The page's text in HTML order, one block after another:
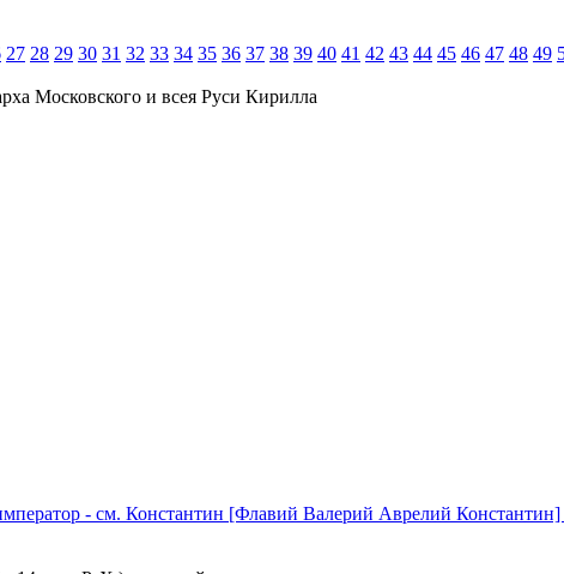
27 28 29 30 31 32 33 34 35 36 37 38 39 40 41 42 43 44 45 46 47 48 49
Московского и всея Руси Кирилла
- см. Константин [Флавий Валерий Аврелий Константин]